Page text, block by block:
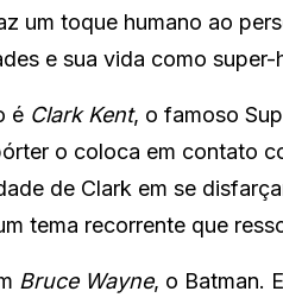
um toque humano ao
e sua vida como super-
é Clark Kent, o famoso
o coloca em contato
de Clark em se
tema recorrente que
Bruce Wayne, o Batman.